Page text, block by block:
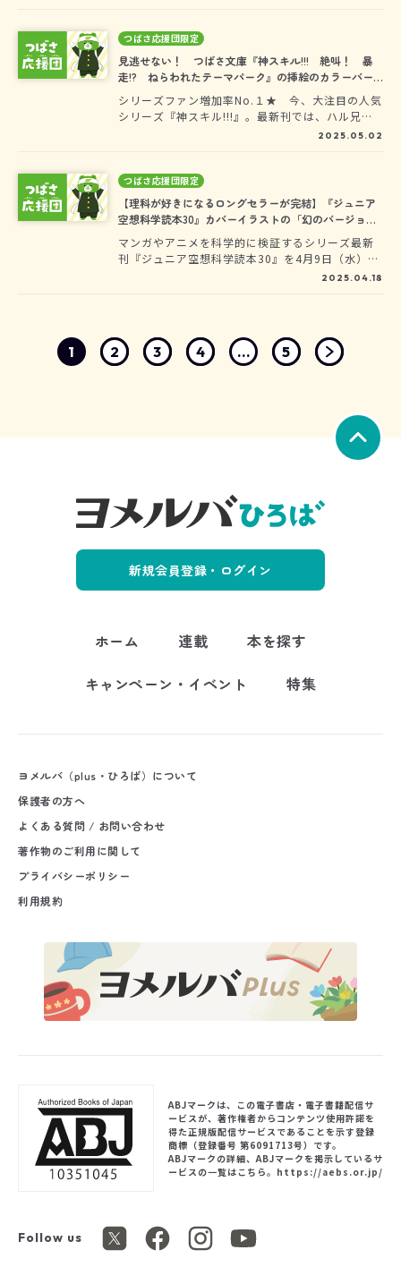
デザインラフを大公開しちゃいます！
つばさ応援団限定
見逃せない！ つばさ文庫『神スキル!!! 絶叫！ 暴
走!? ねらわれたテーマパーク』の挿絵のカラーバー
ジョンをヨメルバ会員だけに大公開！
シリーズファン増加率No.１★ 今、大注目の人気
シリーズ『神スキル!!!』。最新刊では、ハル兄と
いっしょに、テーマパークへおでかけ♪ ハラハ
楽しむ、三きょうだいとハル兄の姿をカラーで見
せちゃうよ。それぞれの表情にもチューモク！！
2025.05.02
つばさ応援団限定
【理科が好きになるロングセラーが完結】『ジュニア
空想科学読本30』カバーイラストの「幻のバージョ
ン」を限定公開！
マンガやアニメを科学的に検証するシリーズ最新
刊『ジュニア空想科学読本30』を4月9日（水）に
発売しました！12年間続いたこのシリーズがつい
2025.04.18
1 2 3 4 ... 5
新規会員登録・ログイン
ホーム 連載
本を探す
キャンペーン・イベント
特集
ヨメルバ（plus・ひろば）について
保護者の方へ
よくある質問 / お問い合わせ
著作物のご利用に関して
プライバシーポリシー
利用規約
Follow us
ABJマークは、この電子書店・電子書籍配信サ
ービスが、著作権者からコンテンツ使用許諾を
得た正規版配信サービスであることを示す登録
商標（登録番号 第6091713号）です。
ABJマークの詳細、ABJマークを掲示しているサ
ービスの一覧はこちら。 https://aebs.or.jp/